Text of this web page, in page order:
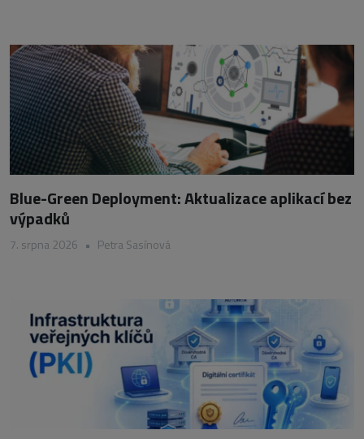
Blue-Green Deployment: Aktualizace aplikací bez
výpadků
7. srpna 2026 • Petra Sasínová